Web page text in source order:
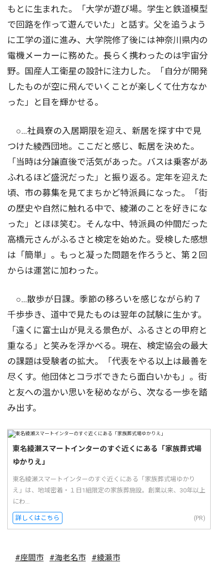
もとに生まれた。「大学が遊び場。学生と鉄道模型
で回路を作って遊んでいた」と話す。父を追うよう
に工学の道に進み、大学院修了後には神奈川県内の
電機メーカーに務めた。長らく携わったのは宇宙分
野。国産人工衛星の設計に注力した。「自分が開発
したものが空に飛んでいくことが楽しくて仕方なか
った」と目を輝かせる。
○…社員寮の入居期限を迎え、新居を探す中で見
つけた綾西団地。ここだと感じ、転居を決めた。
「当時は分譲直後で活気があった。バスは乗客があ
ふれるほど盛況だった」と振り返る。定年を迎えた
頃、市の募集を見てまちかど特派員になった。「街
の歴史や自然に触れる中で、綾瀬のことを好きにな
った」とほほ笑む。そんな中、特派員の仲間だった
高橋元さんがふるさと検定を始めた。受検した感想
は「簡単」。もっと凝った問題を作ろうと、第２回
からは運営に加わった。
○…散歩が日課。季節の移ろいを感じながら約７
千歩歩き、道中で見たものは翌年の試験に生かす。
「遠くに富士山が見える景色が、ふるさとの甲府と
重なる」と笑みを浮かべる。現在、検定協会の最大
の課題は受験者の拡大。「代表をやる以上は最善を
尽くす。他団体とコラボできたら面白いかも」。街
と友への温かい思いを秘めながら、次なる一歩を踏
み出す。
東名綾瀬スマートインターのすぐ近くにある「家族葬式場
ゆかりえ」
東名綾瀬スマートインターのすぐ近くにある「家族葬式場ゆかり
え」は、地域密着・１日1組限定の家族葬施設。創業以来、30年以上
にわ...
詳しくはこちら (PR)
#座間市 #海老名市 #綾瀬市